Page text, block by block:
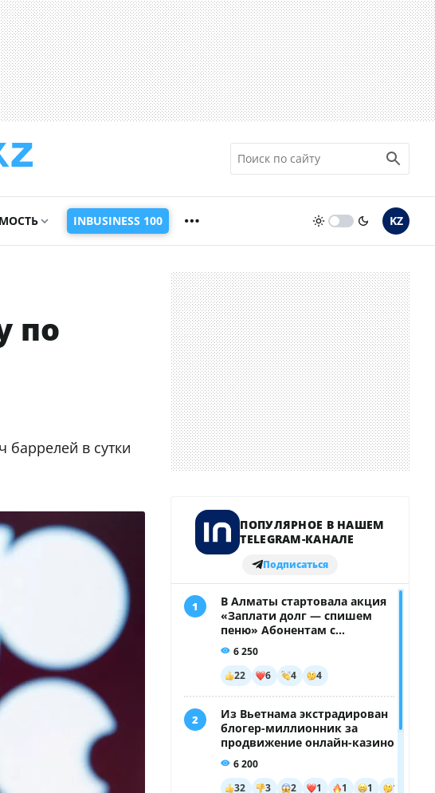
INBUSINESS 100 KZ
по
в сутки